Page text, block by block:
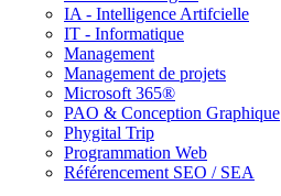
IA - Intelligence Artifcielle
IT - Informatique
Management
Management de projets
Microsoft 365®
PAO & Conception Graphique
Phygital Trip
Programmation Web
Référencement SEO / SEA